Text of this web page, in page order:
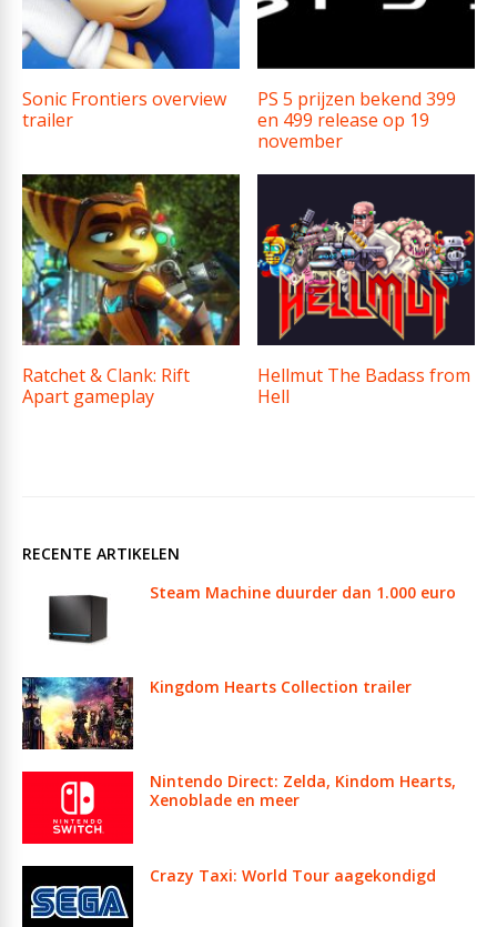
Sonic Frontiers overview
trailer
PS 5 prijzen bekend 399
en 499 release op 19
november
Ratchet & Clank: Rift
Apart gameplay
Hellmut The Badass from
Hell
RECENTE ARTIKELEN
Steam Machine duurder dan 1.000 euro
Kingdom Hearts Collection trailer
Nintendo Direct: Zelda, Kindom Hearts,
Xenoblade en meer
Crazy Taxi: World Tour aagekondigd